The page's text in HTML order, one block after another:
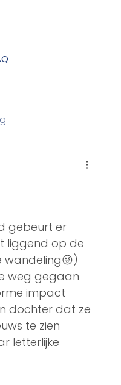
gebeurt er
liggend op de
wandeling😜)
weg gegaan
impact
dochter dat ze
te zien
letterlijke